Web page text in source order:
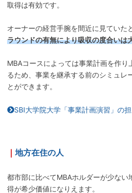
取得は有効です。
オーナーの経営手腕を間近に見ていた
ラウンドの有無により吸収の度合いは
MBAコースによっては事業計画を作
るため、事業を継承する前のシミュレ
とができます。
SBI大学院大学「事業計画演習」の
｜ 地方在住の人
都市部に比べてMBAホルダーが少ない
得が希少価値になりえます。